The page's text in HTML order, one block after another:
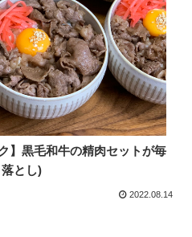
】黒毛和牛の精肉セットが毎
とし)
2022.08.14